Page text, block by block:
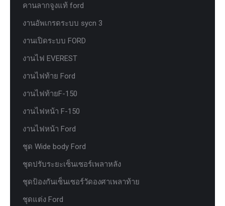
คานลากจูงแท้ ford
งานอัพเกรดระบบ sycn 3
งานเปิดระบบ FORD
งานไฟ EVEREST
งานไฟท้าย Ford
งานไฟท้ายF-150
งานไฟหน้า F-150
งานไฟหน้า Ford
ชุด Wide body Ford
ชุดปรับระยะเซ็นเซอร์เพลาหลัง
ชุดป้องกันเซ็นเซอร์วัดองศาเพลาท้าย
ชุดแต่ง Ford